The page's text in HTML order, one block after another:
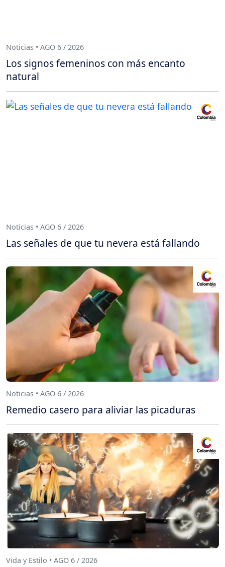
Noticias • AGO 6 / 2026
Los signos femeninos con más encanto
natural
Noticias • AGO 6 / 2026
Las señales de que tu nevera está fallando
Noticias • AGO 6 / 2026
Remedio casero para aliviar las picaduras
Vida y Estilo • AGO 6 / 2026